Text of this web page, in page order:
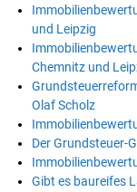
und Leipzig
Chemnitz und
Olaf Scholz
Der Grundsteuer-
Gibt es baureifes